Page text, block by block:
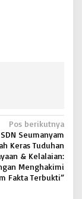
Pos berikutnya
SDN Seumanyam
Keras Tuduhan
& Kelalaian:
Menghakimi
Fakta Terbukti”